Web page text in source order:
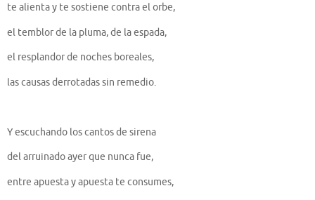
te alienta y te sostiene contra el orbe,
el temblor de la pluma, de la espada,
el resplandor de noches boreales,
las causas derrotadas sin remedio.
Y escuchando los cantos de sirena
del arruinado ayer que nunca fue,
entre apuesta y apuesta te consumes,